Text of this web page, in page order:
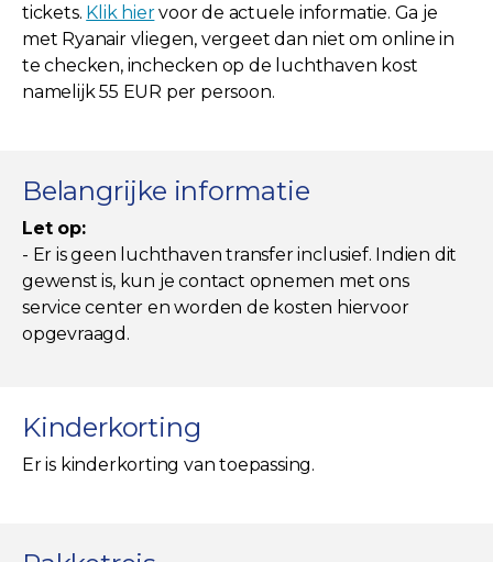
tickets. Klik hiervoor de actuele informatie. Ga je
met Ryanair vliegen, vergeet dan niet om online in
te checken, inchecken op de luchthaven kost
namelijk 55 EUR per persoon.
Belangrijke informatie
Let op:
- Er is geen luchthaven transfer inclusief. Indien dit
gewenst is, kun je contact opnemen met ons
service center en worden de kosten hiervoor
opgevraagd.
Kinderkorting
Er is kinderkorting van toepassing.